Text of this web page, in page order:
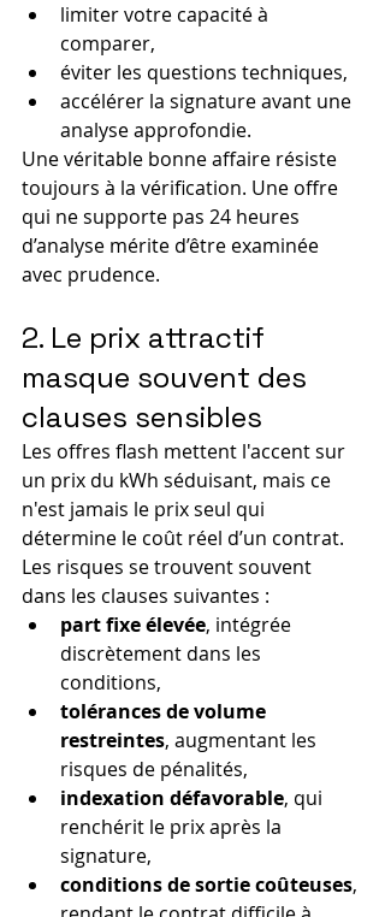
limiter votre capacité à
comparer,
éviter les questions techniques,
accélérer la signature avant une
analyse approfondie.
Une véritable bonne affaire résiste
toujours à la vérification. Une offre
qui ne supporte pas 24 heures
d’analyse mérite d’être examinée
avec prudence.
2. Le prix attractif
masque souvent des
clauses sensibles
Les offres flash mettent l'accent sur
un prix du kWh séduisant, mais ce
n'est jamais le prix seul qui
détermine le coût réel d’un contrat.
Les risques se trouvent souvent
dans les clauses suivantes :
part fixe élevée, intégrée
discrètement dans les
conditions,
tolérances de volume
restreintes, augmentant les
risques de pénalités,
indexation défavorable, qui
renchérit le prix après la
signature,
conditions de sortie coûteuses,